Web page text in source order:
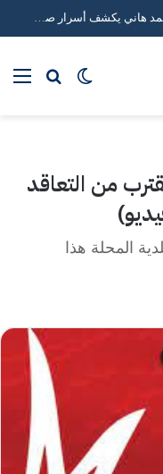
خبير استراتيجيات التواصل الاجتماعي محمد هاني يكشف أسرار صناعة التأثير الرقمي
بحثالوضع
من التعاقد
المحلة هذا